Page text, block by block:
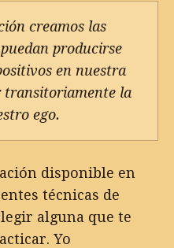
creamos las
producirse
en nuestra
la
ego.
disponible en
técnicas de
alguna que te
Yo